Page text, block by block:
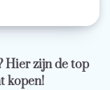
Hier zijn de top
kopen!